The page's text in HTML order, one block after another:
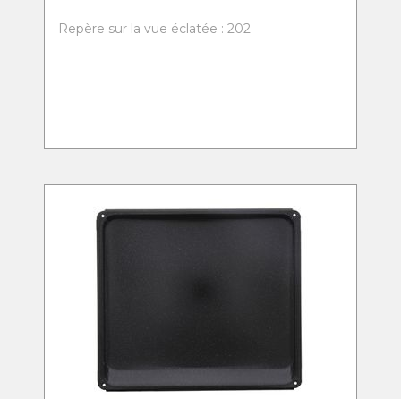
Repère sur la vue éclatée : 202